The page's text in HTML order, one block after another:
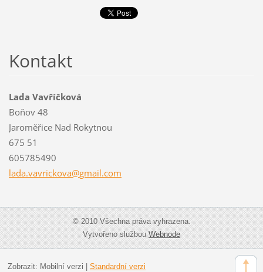
Kontakt
Lada Vavříčková
Boňov 48
Jaroměřice Nad Rokytnou
675 51
605785490
lada.vavrickova@gmail.com
© 2010 Všechna práva vyhrazena.
Vytvořeno službouWebnode
Zobrazit: Mobilní verzi Standardní verzi